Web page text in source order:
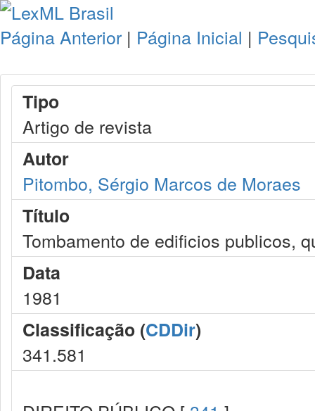
Página Anterior | Página Inicial |
Tipo
Artigo de revista
Autor
Pitombo, Sérgio Marcos de Moraes
Título
Tombamento de edificios publicos,
Data
1981
Classificação (CDDir)
341.581